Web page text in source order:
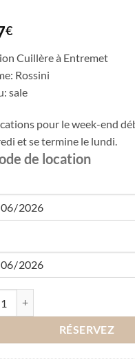
€
Cuillère à Entremet
Rossini
sale
pour le week-end
et se termine le lundi.
de location
RÉSERVEZ